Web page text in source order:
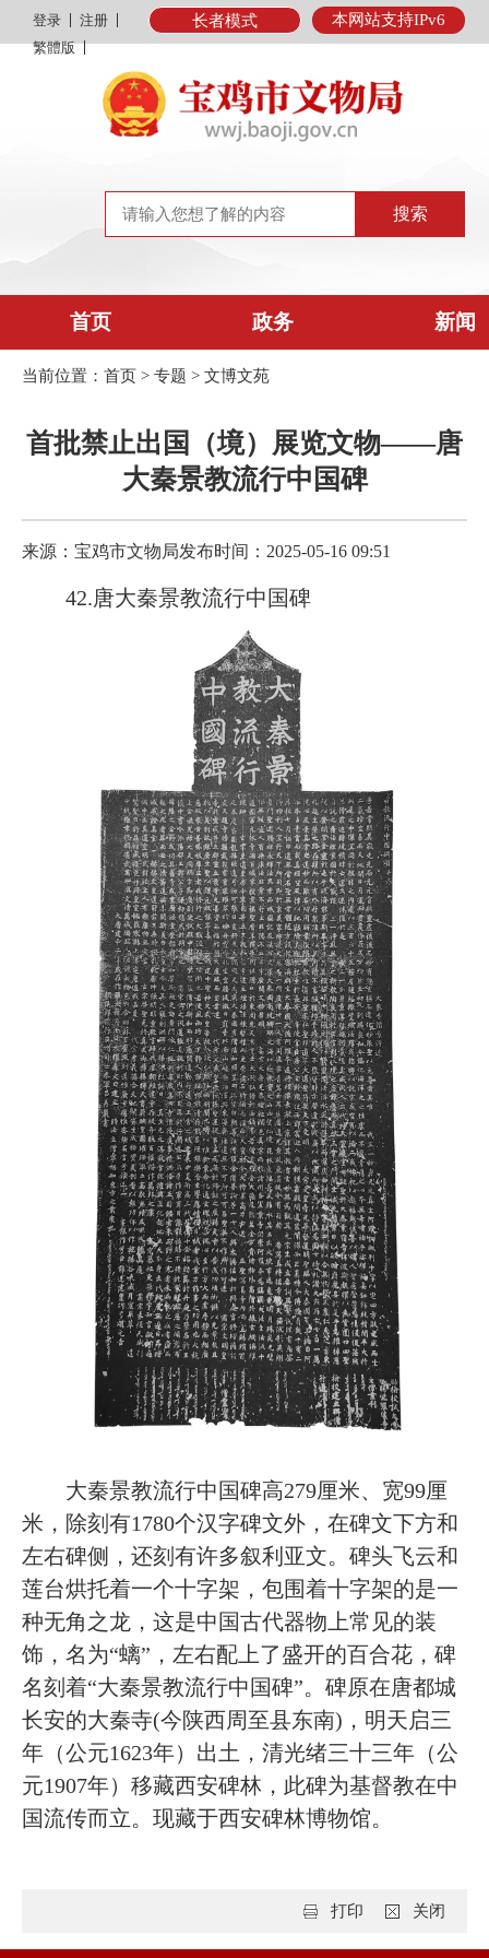
本网站支持IPv6
长者模式
登录
注册
繁體版
首页 政务 新闻
当前位置： 首页 > 专题 > 文博文苑
首批禁止出国（境）展览文物——唐
大秦景教流行中国碑
来源：宝鸡市文物局发布时间：2025-05-16 09:51
42.唐大秦景教流行中国碑
大秦景教流行中国碑高279厘米、宽99厘
米，除刻有1780个汉字碑文外，在碑文下方和
左右碑侧，还刻有许多叙利亚文。碑头飞云和
莲台烘托着一个十字架，包围着十字架的是一
种无角之龙，这是中国古代器物上常见的装
饰，名为“螭”，左右配上了盛开的百合花，碑
名刻着“大秦景教流行中国碑”。碑原在唐都城
长安的大秦寺(今陕西周至县东南)，明天启三
年（公元1623年）出土，清光绪三十三年（公
元1907年）移藏西安碑林，此碑为基督教在中
国流传而立。现藏于西安碑林博物馆。
关闭
打印